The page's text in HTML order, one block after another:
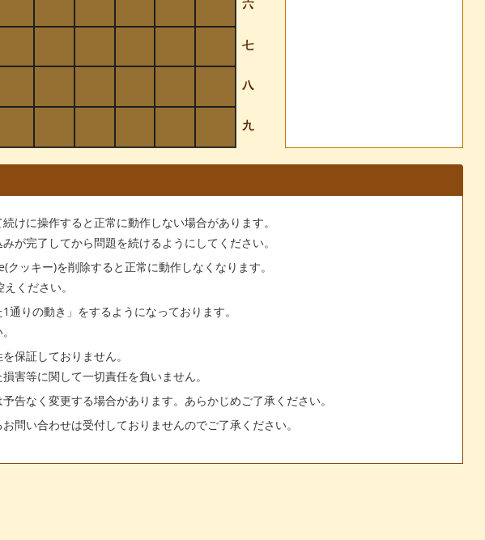
けに操作すると正常に動作しない場合があります。
が完了してから問題を続けるようにしてください。
クッキー)を削除すると正常に動作しなくなります。
ください。
通りの動き」をするようになっております。
保証しておりません。
害等に関して一切責任を負いません。
告なく変更する場合があります。あらかじめご了承ください。
問い合わせは受付しておりませんのでご了承ください。